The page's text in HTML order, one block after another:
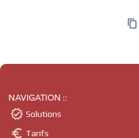

NAVIGATION ::
 Solutions
 Tarifs